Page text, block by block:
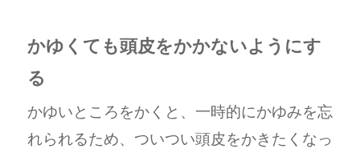
かゆくても頭皮をかかないようにす
る
かゆいところをかくと、一時的にかゆみを忘
れられるため、ついつい頭皮をかきたくなっ